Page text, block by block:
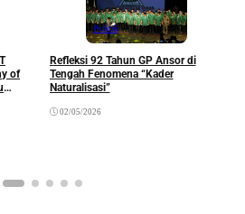
of
Politik
Refleksi 92 Tahun GP Ansor di
Tengah Fenomena “Kader
Naturalisasi”
02/05/2026